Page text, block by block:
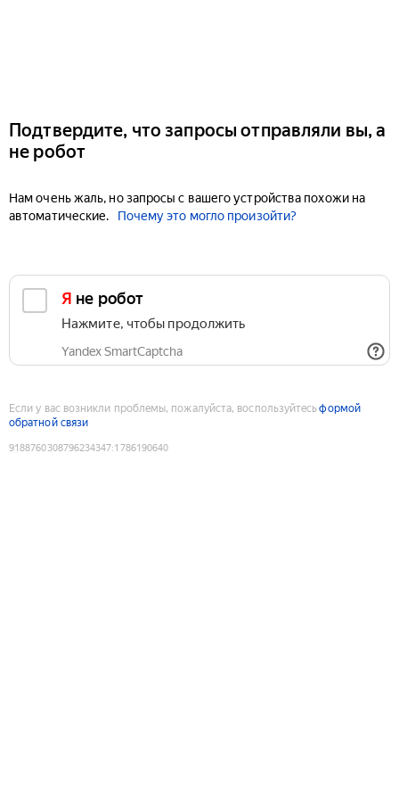
Подтвердите, что запросы отправляли вы, а
не робот
Нам очень жаль, но запросы с вашего устройства похожи на
автоматические.
Почему это могло произойти?
Я не робот
Нажмите, чтобы продолжить
Yandex SmartCaptcha
Если у вас возникли проблемы, пожалуйста, воспользуйтесьформой
обратной связи
9188760308796234347:1786190640